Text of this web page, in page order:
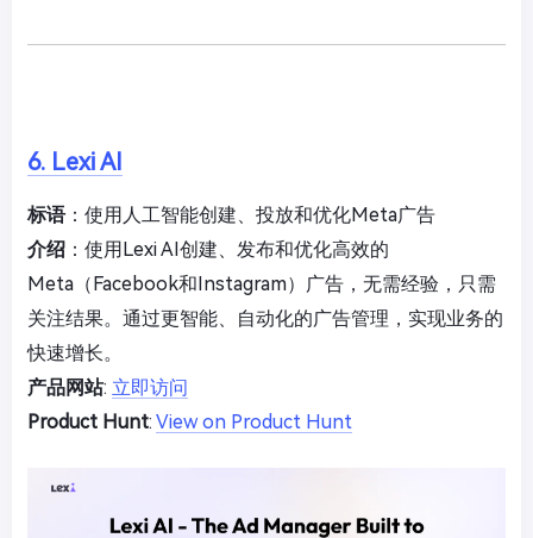
6. Lexi AI
标语：使用人工智能创建、投放和优化Meta广告
介绍 ：使用Lexi AI创建、发布和优化高效的
Meta（Facebook和Instagram）广告，无需经验，只需
关注结果。通过更智能、自动化的广告管理，实现业务的
快速增长。
产品网站: 立即访问
Product Hunt: View on Product Hunt